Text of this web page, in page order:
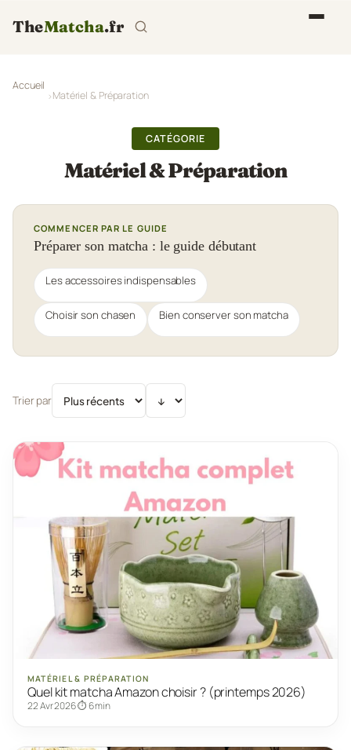
TheMatcha.fr
Accueil
Matériel & Préparation
CATÉGORIE
Matériel & Préparation
COMMENCER PAR LE GUIDE
Préparer son matcha : le guide débutant
Les accessoires indispensables
Choisir son chasen Bien conserver son matcha
Trier par
MATÉRIEL & PRÉPARATION
Quel kit matcha Amazon choisir ? (printemps 2026)
22 Avr 2026⏱ 6 min